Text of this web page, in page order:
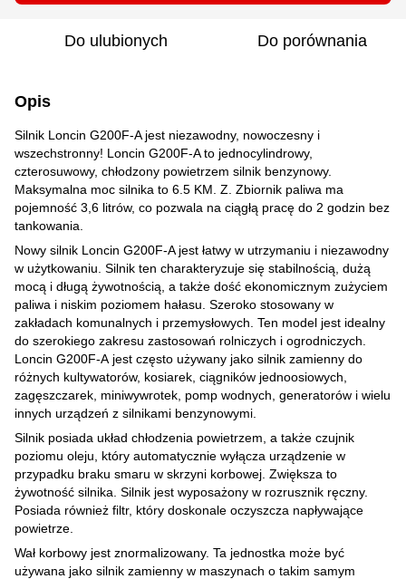
Do ulubionych Do porównania
Opis
Silnik Loncin G200F-A jest niezawodny, nowoczesny i
wszechstronny! Loncin G200F-A to jednocylindrowy,
czterosuwowy, chłodzony powietrzem silnik benzynowy.
Maksymalna moc silnika to 6.5 KM. Z. Zbiornik paliwa ma
pojemność 3,6 litrów, co pozwala na ciągłą pracę do 2 godzin bez
tankowania.
Nowy silnik Loncin G200F-A jest łatwy w utrzymaniu i niezawodny
w użytkowaniu. Silnik ten charakteryzuje się stabilnością, dużą
mocą i długą żywotnością, a także dość ekonomicznym zużyciem
paliwa i niskim poziomem hałasu. Szeroko stosowany w
zakładach komunalnych i przemysłowych. Ten model jest idealny
do szerokiego zakresu zastosowań rolniczych i ogrodniczych.
Loncin G200F-A jest często używany jako silnik zamienny do
różnych kultywatorów, kosiarek, ciągników jednoosiowych,
zagęszczarek, miniwywrotek, pomp wodnych, generatorów i wielu
innych urządzeń z silnikami benzynowymi.
Silnik posiada układ chłodzenia powietrzem, a także czujnik
poziomu oleju, który automatycznie wyłącza urządzenie w
przypadku braku smaru w skrzyni korbowej. Zwiększa to
żywotność silnika. Silnik jest wyposażony w rozrusznik ręczny.
Posiada również filtr, który doskonale oczyszcza napływające
powietrze.
Wał korbowy jest znormalizowany. Ta jednostka może być
używana jako silnik zamienny w maszynach o takim samym